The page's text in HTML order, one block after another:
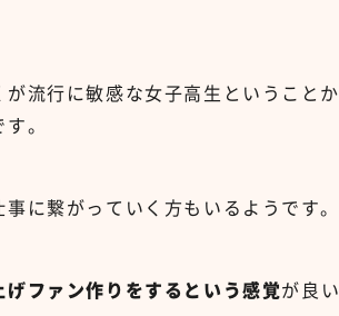
流行に敏感な女子高生ということか
。
に繋がっていく方もいるようです。
げファン作りをするという感覚が良い